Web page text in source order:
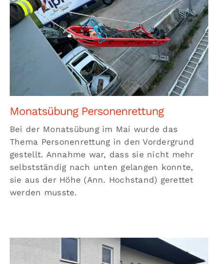
Monatsübung Personenrettung
Bei der Monatsübung im Mai wurde das
Thema Personenrettung in den Vordergrund
gestellt. Annahme war, dass sie nicht mehr
selbstständig nach unten gelangen konnte,
sie aus der Höhe (Ann. Hochstand) gerettet
werden musste.